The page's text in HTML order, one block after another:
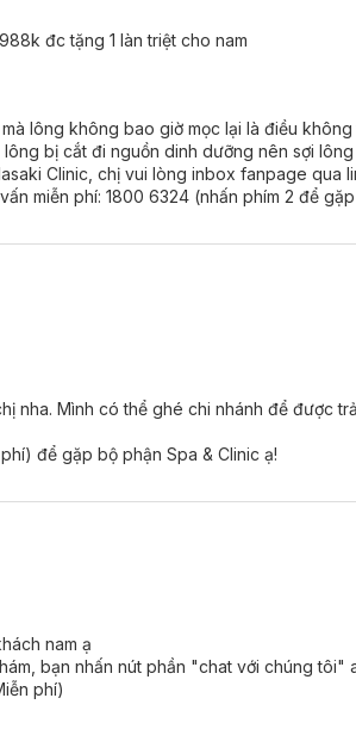
đc tặng 1 làn triệt cho nam
lông không bao giờ mọc lại là điều
bị cắt đi nguồn dinh dưỡng nên sợi
Clinic, chị vui lòng inbox fanpage qua
miễn phí: 1800 6324 (nhấn phím 2 để
nha. Mình có thể ghé chi nhánh để được
để gặp bộ phận Spa & Clinic ạ!
nam ạ
bạn nhấn nút phần "chat với chúng tôi"
phí)